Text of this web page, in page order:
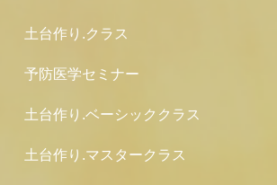
土台作り.クラス
予防医学セミナー
土台作り.ベーシッククラス
土台作り.マスタークラス